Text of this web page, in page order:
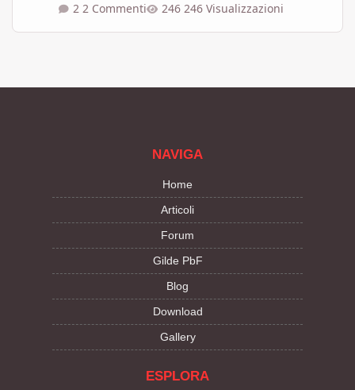
2 Commenti 246 Visualizzazioni
NAVIGA
Home
Articoli
Forum
Gilde PbF
Blog
Download
Gallery
ESPLORA